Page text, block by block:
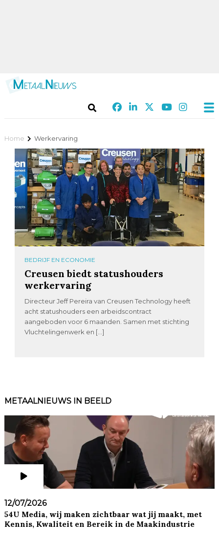
Home Werkervaring
BEDRIJF EN ECONOMIE
Creusen biedt statushouders
werkervaring
Directeur Jeff Pereira van Creusen Technology heeft
acht statushouders een arbeidscontract
aangeboden voor 6 maanden. Samen met stichting
Vluchtelingenwerk en […]
METAALNIEUWS IN BEELD
12/07/2026
54U Media, wij maken zichtbaar wat jij maakt, met
Kennis, Kwaliteit en Bereik in de Maakindustrie